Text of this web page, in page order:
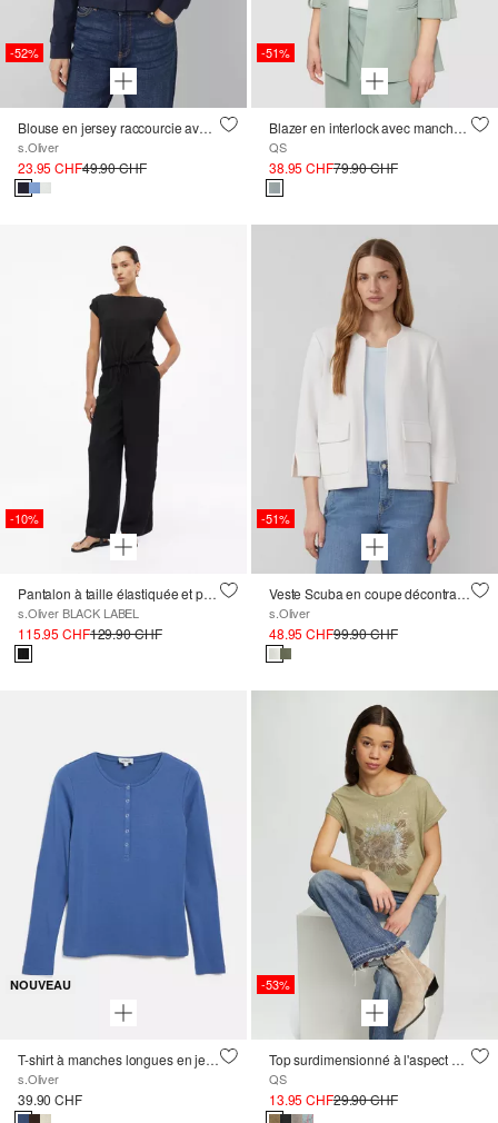
-52%
Blouse en jersey raccourcie avec élastique à l'arrière
s.Oliver
23.95 CHF49.90 CHF
-51%
Blazer en interlock avec manches retroussées
QS
38.95 CHF79.90 CHF
-10%
Pantalon à taille élastiquée et poches
s.Oliver BLACK LABEL
115.95 CHF129.90 CHF
-51%
Veste Scuba en coupe décontractée avec manches 3/4
s.Oliver
48.95 CHF99.90 CHF
NOUVEAU
T-shirt à manches longues en jersey côtelé avec patte de boutonnage, coupe slim
s.Oliver
39.90 CHF
-53%
Top surdimensionné à l'aspect délavé avec un imprimé sur le devant
QS
13.95 CHF29.90 CHF